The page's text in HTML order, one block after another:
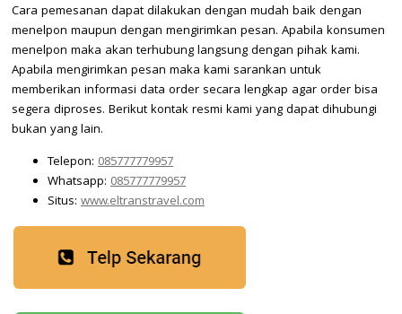
Cara pemesanan dapat dilakukan dengan mudah baik dengan
menelpon maupun dengan mengirimkan pesan. Apabila konsumen
menelpon maka akan terhubung langsung dengan pihak kami.
Apabila mengirimkan pesan maka kami sarankan untuk
memberikan informasi data order secara lengkap agar order bisa
segera diproses. Berikut kontak resmi kami yang dapat dihubungi
bukan yang lain.
Telepon: 085777779957
Whatsapp: 085777779957
Situs: www.eltranstravel.com